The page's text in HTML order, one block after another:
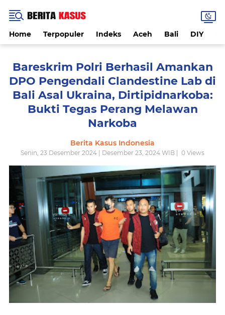
Home Terpopuler Indeks Aceh Bali DIY
Bareskrim Polri Berhasil Amankan
DPO Pengendali Clandestine Lab di
Bali Asal Ukraina, Dirtipidnarkoba:
Bukti Tegas Perang Melawan
Narkoba
Berita Kasus Indonesia
Senin, 23 Desember 2024 | Desember 23, 2024 WIB | 0 Views